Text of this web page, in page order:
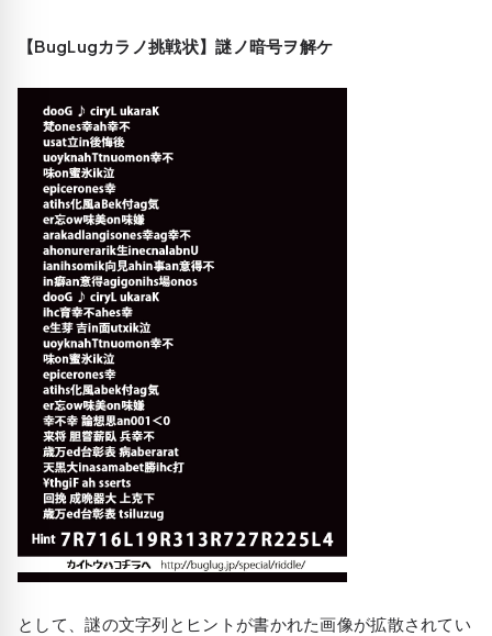
【BugLugカラノ挑戦状】謎ノ暗号ヲ解ケ
として、謎の文字列とヒントが書かれた画像が拡散されてい